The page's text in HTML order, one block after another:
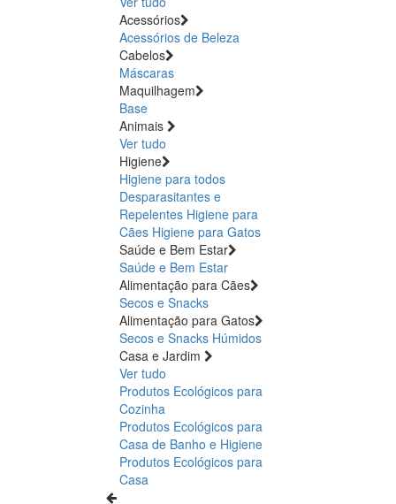
Acessórios
Acessórios de Beleza
Cabelos
Máscaras
Maquilhagem
Base
Animais
Ver tudo
Higiene
Higiene para todos
Desparasitantes e
Repelentes Higiene para
Cães Higiene para Gatos
Saúde e Bem Estar
Saúde e Bem Estar
Alimentação para Cães
Secos e Snacks
Alimentação para Gatos
Secos e Snacks Húmidos
Casa e Jardim
Ver tudo
Produtos Ecológicos para
Cozinha
Produtos Ecológicos para
Casa de Banho e Higiene
Produtos Ecológicos para
Casa